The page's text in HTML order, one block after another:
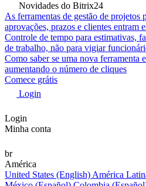
Novidades do Bitrix24
As ferramentas de gestão de projetos
aprovações, prazos e clientes entram
Controle de tempo para estimativas,
de trabalho, não para vigiar
Como saber se uma nova ferramenta
aumentando o número de cliques
Comece grátis
Login
Login
Minha conta
br
América
United States (English) América